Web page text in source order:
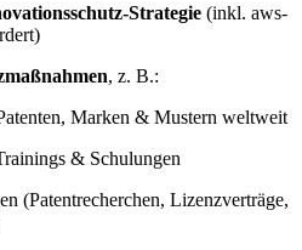
Strategie (inkl. aws-
, z. B.:
Marken & Mustern weltweit
& Schulungen
(Patentrecherchen, Lizenzverträge,